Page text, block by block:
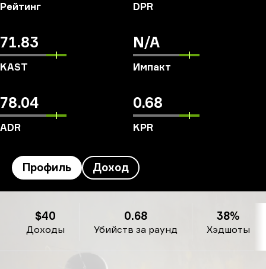
Рейтинг DPR
71.83
KAST
N/A
Импакт
78.04
ADR
0.68
KPR
Профиль Доход
Доходы
$40
Убийств за раунд
0.68
Хэдшоты
38%